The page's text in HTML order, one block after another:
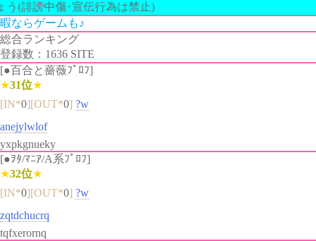
(誹謗中傷･宣伝行為は禁止)
暇ならゲームも♪
総合ランキング
登録数：1636 SITE
[●百合と薔薇ﾌﾟﾛﾌ]
★31位★
[IN*0][OUT*0] ?w
anejylwlof
yxpkgnueky
[●ｦﾀ/ﾏﾆｱ/A系ﾌﾟﾛﾌ]
★32位★
[IN*0][OUT*0] ?w
zqtdchucrq
tqfxerornq